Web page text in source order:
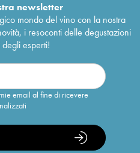
newsletter
mondo del vino con la nostra
i resoconti delle degustazioni
esperti!
email al fine di ricevere